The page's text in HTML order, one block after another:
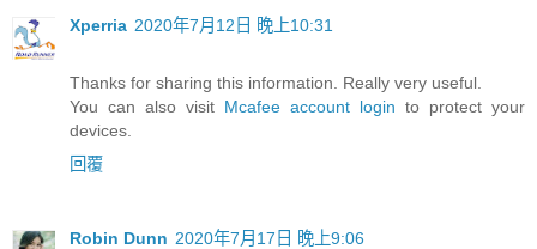
Xperria 2020年7月12日 晚上10:31
Thanks for sharing this information. Really very useful.
You can also visit Mcafee account login to protect your
devices.
回覆
Robin Dunn 2020年7月17日 晚上9:06